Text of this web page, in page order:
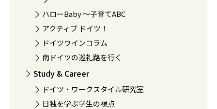
ハローBaby 〜子育てABC
アクティブ ドイツ！
ドイツワインコラム
南ドイツの巡礼路を行く
Study & Career
ドイツ・ワークスタイル研究室
日独を学ぶ学生の視点